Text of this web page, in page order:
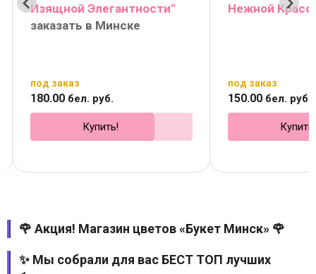
Изящной Элегантности"
заказать в Минске
под заказ
180.00 бел. руб.
Купить!
Нежной
под заказ
150.00 бел. руб.
Купить!
🌹 Акция! Магазин цветов «Букет Минск» 🌹
✨ Мы собрали для вас БЕСТ ТОП лучших